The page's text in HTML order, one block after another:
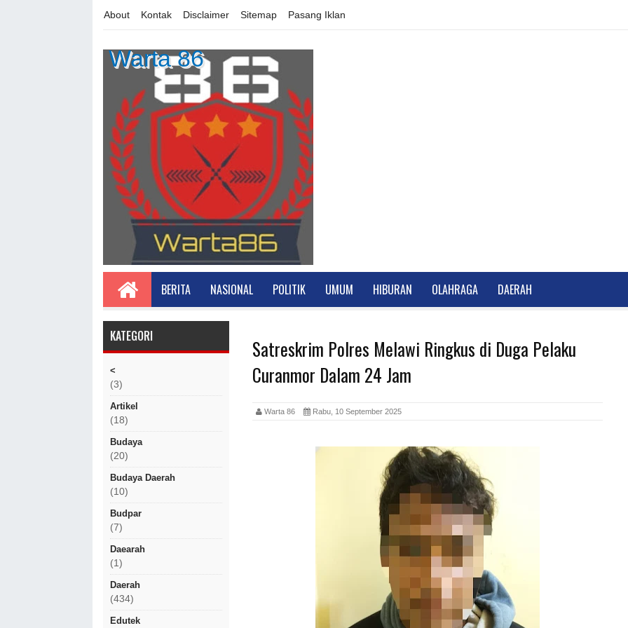
About Kontak Disclaimer Sitemap Pasang Iklan
Warta 86
BERITA NASIONAL POLITIK UMUM HIBURAN OLAHRAGA DAERAH
KATEGORI
<
(3)
Artikel
(18)
Budaya
(20)
Budaya Daerah
(10)
Budpar
(7)
Daearah
(1)
Daerah
(434)
Edutek
Satreskrim Polres Melawi Ringkus di Duga Pelaku
Curanmor Dalam 24 Jam
Warta 86 Rabu, 10 September 2025